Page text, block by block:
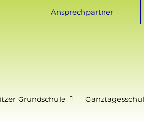
Ansprechpartner
Grundschule